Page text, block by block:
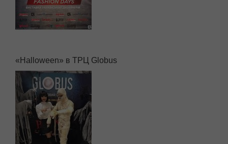
«Halloween» в ТРЦ Globus